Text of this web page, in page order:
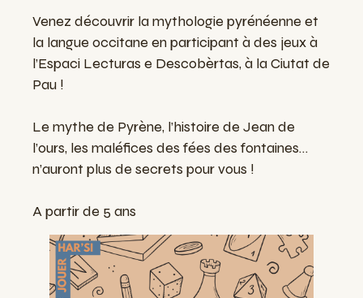
Venez découvrir la mythologie pyrénéenne et
la langue occitane en participant à des jeux à
l’Espaci Lecturas e Descobèrtas, à la Ciutat de
Pau !
Le mythe de Pyrène, l’histoire de Jean de
l’ours, les maléfices des fées des fontaines…
n’auront plus de secrets pour vous !
A partir de 5 ans